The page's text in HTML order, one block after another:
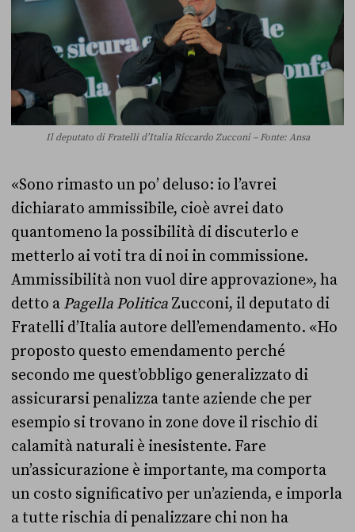
Il deputato di Fratelli d’Italia Riccardo Zucconi – Fonte: Ansa
«Sono rimasto un po’ deluso: io l’avrei
dichiarato ammissibile, cioè avrei dato
quantomeno la possibilità di discuterlo e
metterlo ai voti tra di noi in commissione.
Ammissibilità non vuol dire approvazione», ha
detto a Pagella Politica Zucconi, il deputato di
Fratelli d’Italia autore dell’emendamento. «Ho
proposto questo emendamento perché
secondo me quest’obbligo generalizzato di
assicurarsi penalizza tante aziende che per
esempio si trovano in zone dove il rischio di
calamità naturali è inesistente. Fare
un’assicurazione è importante, ma comporta
un costo significativo per un’azienda, e imporla
a tutte rischia di penalizzare chi non ha